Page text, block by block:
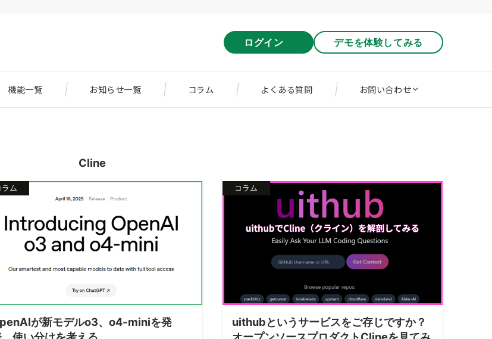
ログイン デモを体験してみる
機能一覧 お知らせ一覧 コラム よくある質問 お問い合わせ
Cline
ラム
が新モデルo3、o4-miniを発
コラム
uithubというサービスをご存じですか？